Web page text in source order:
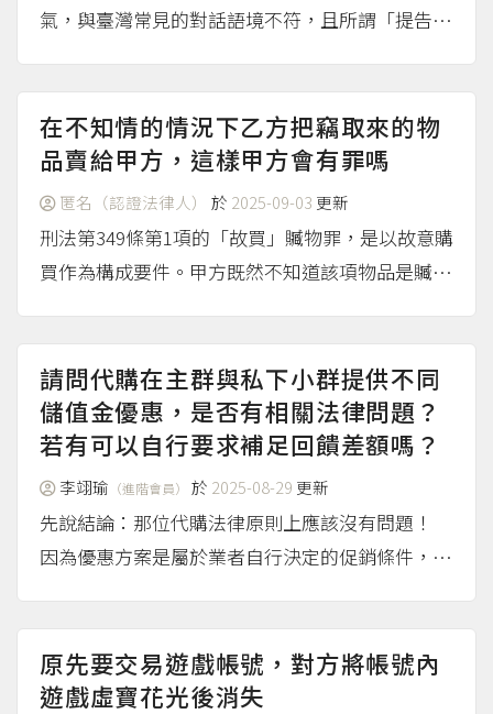
氣，與臺灣常見的對話語境不符，且所謂「提告狀
此涉及到民事訴訟或其他紛爭解決的程序，理應會
收到法院的開庭通知，或者調解通知書等文件，不
可能只由對方透過簡訊...（more...）
在不知情的情況下乙方把竊取來的物
品賣給甲方，這樣甲方會有罪嗎
匿名（認證法律人） 於 2025-09-03 更新
刑法第349條第1項的「故買」贓物罪，是以故意購
買作為構成要件。甲方既然不知道該項物品是贓
請問代購在主群與私下小群提供不同
儲值金優惠，是否有相關法律問題？
若有可以自行要求補足回饋差額嗎？
李翊瑜 （進階會員） 於 2025-08-29 更新
先說結論：那位代購法律原則上應該沒有問題！
因為優惠方案是屬於業者自行決定的促銷條件，只
等，就不構成不實廣告或詐欺。 因此，您應該只
能依照當初公告的條件享受回饋，並不能因為小群
有更高比例，就要...（more...）
原先要交易遊戲帳號，對方將帳號內
遊戲虛寶花光後消失